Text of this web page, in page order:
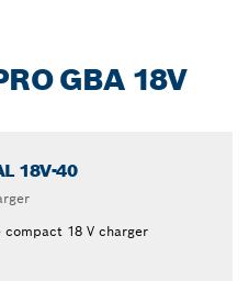
GBA 18V
18V-40
compact 18 V charger